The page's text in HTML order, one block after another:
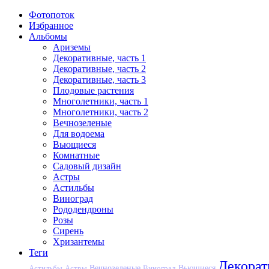
Фотопоток
Избранное
Альбомы
Ариземы
Декоративные, часть 1
Декоративные, часть 2
Декоративные, часть 3
Плодовые растения
Многолетники, часть 1
Многолетники, часть 2
Вечнозеленые
Для водоема
Вьющиеся
Комнатные
Садовый дизайн
Астры
Астильбы
Виноград
Рододендроны
Розы
Сирень
Хризантемы
Теги